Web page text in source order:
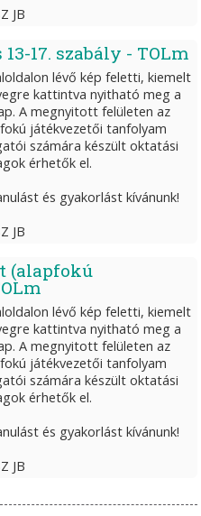
JB
17. szabály - TOLm
lévő kép feletti, kiemelt
kattintva nyitható meg a
A megnyitott felületen az
játékvezetői tanfolyam
számára készült oktatási
érhetők el.
és gyakorlást kívánunk!
JB
(alapfokú
lévő kép feletti, kiemelt
kattintva nyitható meg a
A megnyitott felületen az
játékvezetői tanfolyam
számára készült oktatási
érhetők el.
és gyakorlást kívánunk!
JB